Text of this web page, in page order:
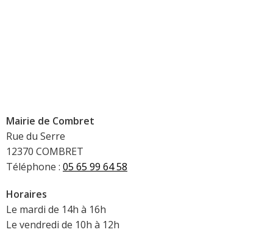
Mairie de Combret
Rue du Serre
12370 COMBRET
Téléphone : 05 65 99 64 58
Horaires
Le mardi de 14h à 16h
Le vendredi de 10h à 12h